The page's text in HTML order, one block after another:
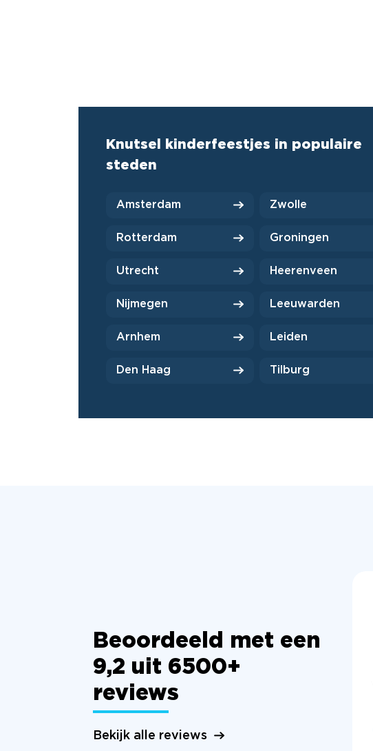
Knutsel kinderfeestjes in populaire
steden
Amsterdam
Rotterdam
Utrecht
Nijmegen
Arnhem
Den Haag
Zwolle
Groningen
Heerenveen
Leeuwarden
Leiden
Tilburg
Beoordeeld met een
9,2 uit 6500+
reviews
Bekijk alle reviews